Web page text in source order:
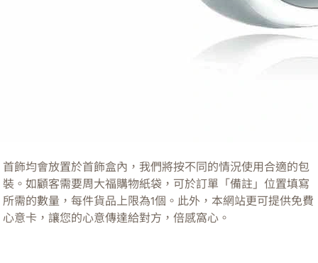
首飾均會放置於首飾盒內，我們將按不同的情況使用合適的包
裝。如顧客需要周大福購物紙袋，可於訂單「備註」位置填寫
所需的數量，每件貨品上限為1個。此外，本網站更可提供免費
心意卡，讓您的心意傳達給對方，倍感窩心。